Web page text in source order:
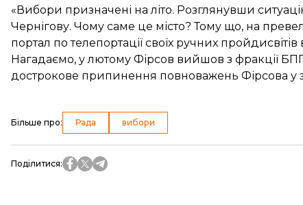
«Вибори призначені на літо. Розглянувши
Чернігову. Чому саме це місто? Тому що, на
портал по телепортації своїх ручних
Нагадаємо, у лютому Фірсов вийшов з фракції
дострокове припинення повноважень Фірсова у
Більше про: Рада вибори
Поділитися: